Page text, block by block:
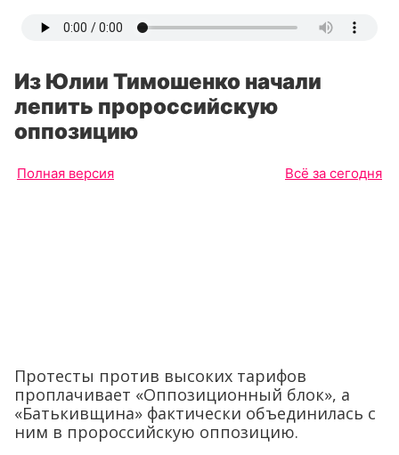
Из Юлии Тимошенко начали
лепить пророссийскую
оппозицию
Полная версия Всё за сегодня
Протесты против высоких тарифов
проплачивает «Оппозиционный блок», а
«Батькивщина» фактически объединилась с
ним в пророссийскую оппозицию.